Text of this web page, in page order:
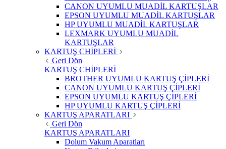
CANON UYUMLU MUADİL KARTUŞLAR
EPSON UYUMLU MUADİL KARTUŞLAR
HP UYUMLU MUADİL KARTUŞLAR
LEXMARK UYUMLU MUADİL
KARTUŞLAR
KARTUŞ CHİPLERİ
Geri Dön
KARTUŞ CHİPLERİ
BROTHER UYUMLU KARTUŞ ÇİPLERİ
CANON UYUMLU KARTUŞ ÇİPLERİ
EPSON UYUMLU KARTUŞ ÇİPLERİ
HP UYUMLU KARTUŞ ÇİPLERİ
KARTUŞ APARATLARI
Geri Dön
KARTUŞ APARATLARI
Dolum Vakum Aparatları